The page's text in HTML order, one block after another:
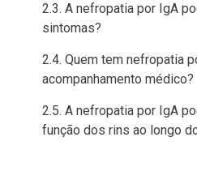
A nefropatia por IgA
sintomas?
Quem tem nefropatia
acompanhamento médico?
A nefropatia por IgA
função dos rins ao longo